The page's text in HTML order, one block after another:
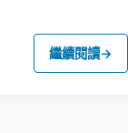
繼續閱讀→